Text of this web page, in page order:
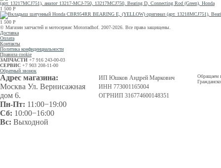
(арт. 13217MCJ751), аналог 13217-MCJ-750, 13217MCJ750, Bearing D, Connecting Rod (Green), Honda
1 500 Р
1 500 Р
© Магазин запчастей и мотосервис Motorradhof. 2007-2026. Все права защищены.
Доставка
Оплата
Контакты
Политика конфиденциальности
Правила cookie
ЗАПЧАСТИ +7 916 243-00-03
СЕРВИС +7 903 208-11-00
Обратный звонок
Адрес магазина:
Москва Ул. Вернисажная
дом 6.
Пн-Пт: 11:00−19:00
Сб: 10:00−16:00
Вс: Выходной
ИП Юшков Андрей Маркович
ИНН 773001165004
ОГРНИП 316774600148351
Обращаем